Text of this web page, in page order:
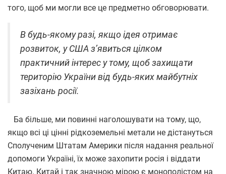
того, щоб ми могли все це предметно обговорювати.
В будь-якому разі, якщо ідея отримає
розвиток, у США з’явиться цілком
практичний інтерес у тому, щоб захищати
територію України від будь-яких майбутніх
зазіхань росії.
Ба більше, ми повинні наголошувати на тому, що,
якщо всі ці цінні рідкоземельні метали не дістануться
Сполученим Штатам Америки після надання реальної
допомоги Україні, їх може захопити росія і віддати
Китаю. Китай і так значною мірою є монополістом на